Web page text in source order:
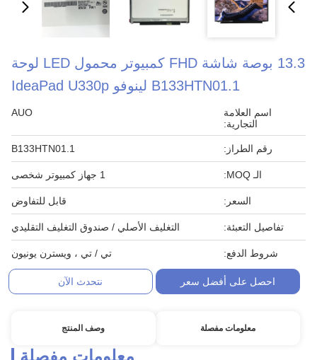
13.3 بوصة شاشة FHD كمبيوتر محمول LED لوحة
B133HTN01.1 لينوفو IdeaPad U330p
اسم العلامة
التجارية:
AUO
رقم الطراز: B133HTN01.1
الـ MOQ: 1 جهاز كمبيوتر شخصى
السعر: قابل للتفاوض
تفاصيل التعبئة: التغليف الأصلي / صندوق التغليف التقليدي
شروط الدفع: تي / تي ، ويسترن يونيون
احصل على أفضل سعر نتحدث الآن
معلومات مفصلة وصف المنتج
معلومات مفصلة